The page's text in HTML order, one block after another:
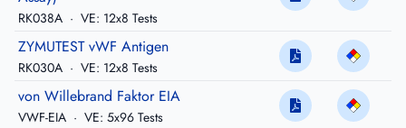
RK038A · VE: 12x8 Tests
ZYMUTEST vWF Antigen
RK030A · VE: 12x8 Tests
von Willebrand Faktor EIA
VWF-EIA · VE: 5x96 Tests